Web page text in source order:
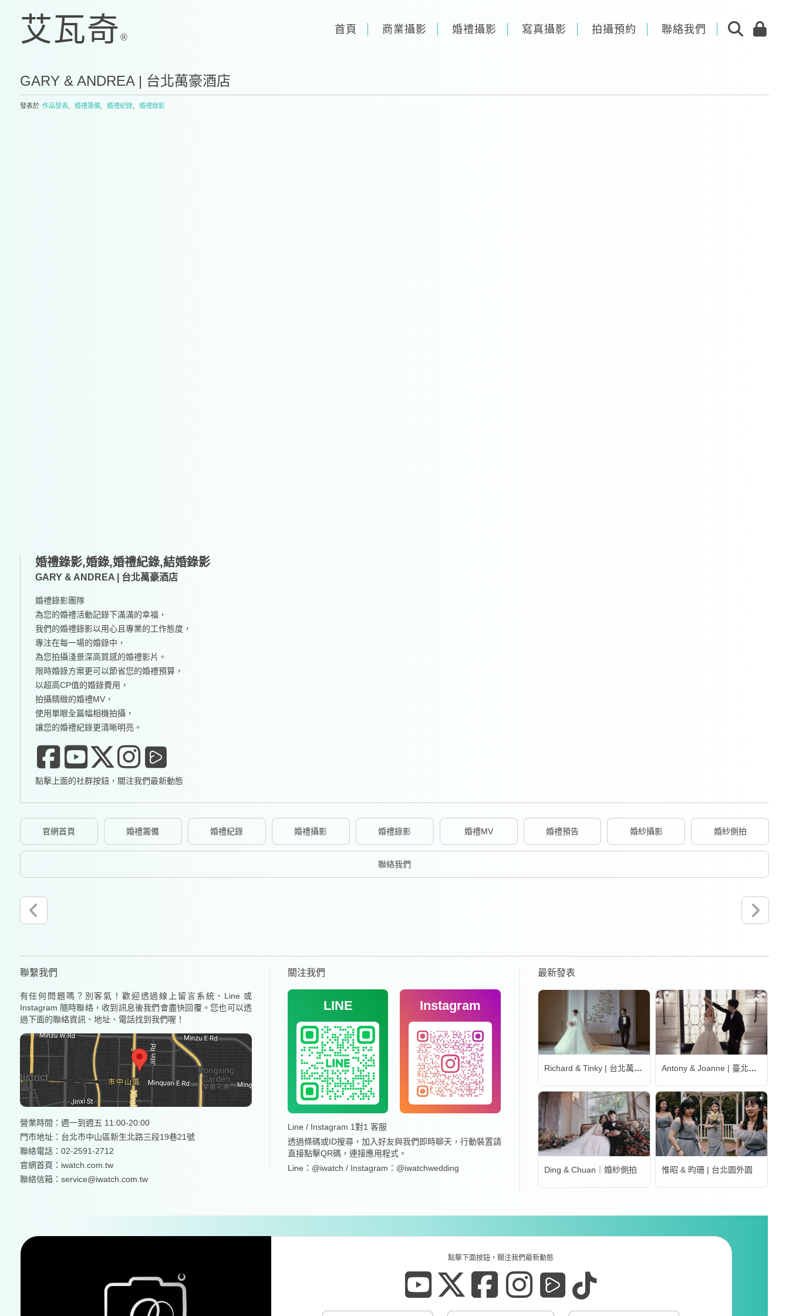
首頁 商業攝影 婚禮攝影 寫真攝影 拍攝預約 聯絡我們
GARY & ANDREA | 台北萬豪酒店
發表於 作品發表, 婚禮籌備, 婚禮紀錄, 婚禮錄影
婚禮錄影,婚錄,婚禮紀錄,結婚錄影
GARY & ANDREA | 台北萬豪酒店
婚禮錄影團隊
為您的婚禮活動記錄下滿滿的幸福，
我們的婚禮錄影以用心且專業的工作態度，
專注在每一場的婚錄中，
為您拍攝淺景深高質感的婚禮影片。
限時婚錄方案更可以節省您的婚禮預算，
以超高CP值的婚錄費用，
拍攝精緻的婚禮MV，
使用單眼全篇幅相機拍攝，
讓您的婚禮紀錄更清晰明亮。
點擊上面的社群按鈕，關注我們最新動態
官網首頁 婚禮籌備 婚禮紀錄 婚禮攝影 婚禮錄影 婚禮MV 婚禮預告 婚紗攝影 婚紗側拍
聯絡我們
聯繫我們
有任何問題嗎？別客氣！歡迎透過線上留言系統、Line 或
Instagram 隨時聯絡，收到訊息後我們會盡快回覆。您也可以透
過下面的聯絡資訊、地址、電話找到我們喔！
營業時間：週一到週五 11:00-20:00
門市地址：台北市中山區新生北路三段19巷21號
聯絡電話：02-2591-2712
官網首頁： iwatch.com.tw
聯絡信箱：service@iwatch.com.tw
關注我們
LINE Instagram
Line / Instagram 1對1 客服
透過條碼或ID搜尋，加入好友與我們即時聊天，行動裝置請
直接點擊QR碼，連接應用程式。
Line：@iwatch / Instagram：@iwatchwedding
最新發表
Richard & Tinky | 台北萬豪酒店 Antony & Joanne | 臺北文華東方酒店
Ding & Chuan｜婚紗側拍 惟昭 & 昀珊 | 台北園外園
點擊下面按鈕，關注我們最新動態